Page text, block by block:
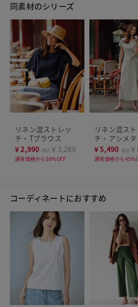
同素材のシリーズ
リネン混ストレッ
チ・Tブラウス
¥2,990 税込 ￥3,289
通常価格から50%OFF
リネン混ス
チ・アシメ
ンピース
¥5,490 税込
通常価格から
コーディネートにおすすめ